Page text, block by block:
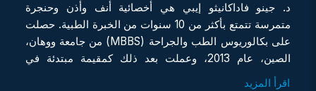
د. جينو فاداكانيثو إيبي هي أخصائية أنف وأذن وحنجرة
متمرسة تتمتع بأكثر من 10 سنوات من الخبرة الطبية. حصلت
على بكالوريوس الطب والجراحة (MBBS) من جامعة ووهان،
الصين، عام 2013، وعملت بعد ذلك كمقيمة مبتدئة في
الجراحة في مستشفى ثيروفالا ميديكال ميشن في كيرالا،
اقرأ المزيد